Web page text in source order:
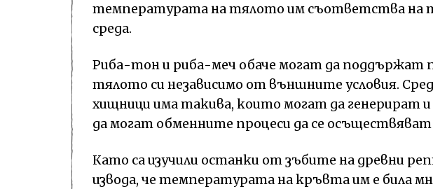
температурата на тялото им съответства на
среда.
Риба-тон и риба-меч обаче могат да поддържат
тялото си независимо от външните условия.
хищници има такива, които могат да генерират
да могат обменните процеси да се
Като са изучили останки от зъбите на древни
извода, че температурата на кръвта им е била